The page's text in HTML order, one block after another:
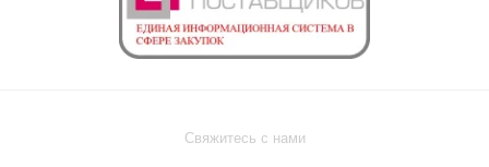
Свяжитесь с нами